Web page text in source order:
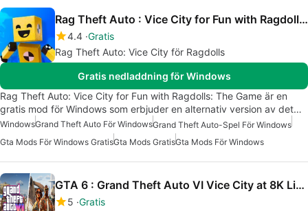
Rag Theft Auto : Vice City for Fun with Ragdolls: The Game
4.4 Gratis
Rag Theft Auto: Vice City för Ragdolls
Gratis nedladdning för Windows
Rag Theft Auto: Vice City for Fun with Ragdolls: The Game är en
gratis mod för Windows som erbjuder en alternativ version av det…
WindowsGrand Theft Auto För WindowsGrand Theft Auto-Spel För Windows
Gta Mods För Windows GratisGta Mods GratisGta Mods För Windows
GTA 6 : Grand Theft Auto VI Vice City at 8K Live Wallpaper
5 Gratis